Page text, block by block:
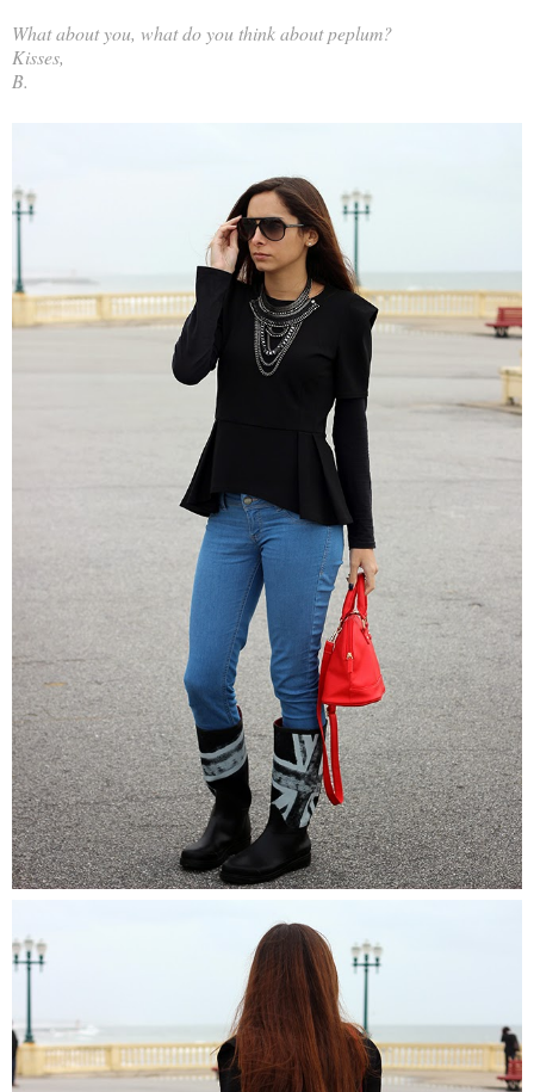
What about you, what do you think about peplum?
Kisses,
B.